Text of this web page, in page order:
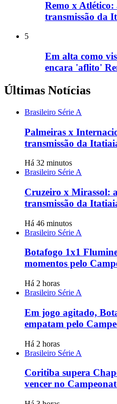
Remo x Atlético:
transmissão da
5
Em alta como
encara 'aflito'
Últimas Notícias
Brasileiro Série A
Palmeiras x
transmissão da
Há 32 minutos
Brasileiro Série A
Cruzeiro x Mirassol:
transmissão da
Há 46 minutos
Brasileiro Série A
Botafogo 1x1
momentos pelo
Há 2 horas
Brasileiro Série A
Em jogo agitado,
empatam pelo
Há 2 horas
Brasileiro Série A
Coritiba supera
vencer no